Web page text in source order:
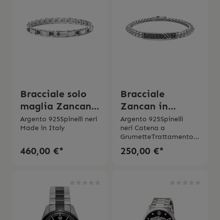
madegaranzia
internazionale di due
Bracciale solo
maglia Zancan
in argento con
pietre nere
Argento 925Spinelli neri
Made in Italy
460,00 €*
Bracciale
Zancan in
argento a
grumetta con
targa e pietre
nere
Argento 925Spinelli
neri Catena a
GrumetteTrattamento
brunito con rodiatura
nera
250,00 €*